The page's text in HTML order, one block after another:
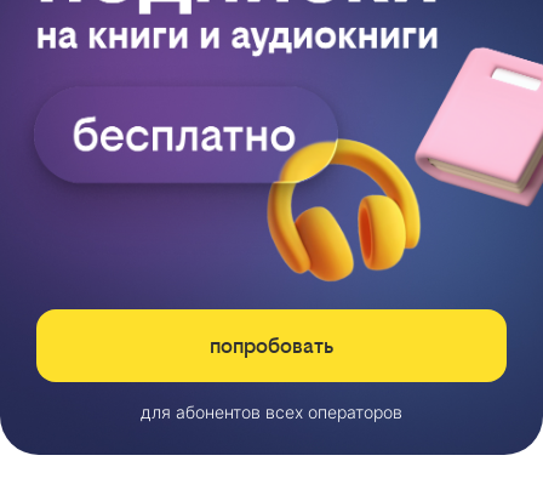
попробовать
для абонентов всех операторов